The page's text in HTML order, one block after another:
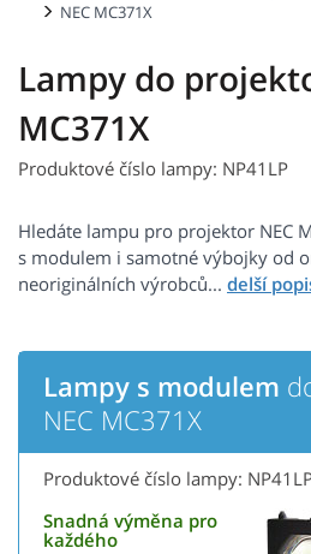
NEC MC371X
Lampy do
MC371X
Produktové číslo lampy: NP41LP
Hledáte lampu pro projektor NEC
s modulem i samotné výbojky od
neoriginálních výrobců...
Lampy s modulem
NEC MC371X
Produktové číslo lampy:
Snadná výměna pro
každého